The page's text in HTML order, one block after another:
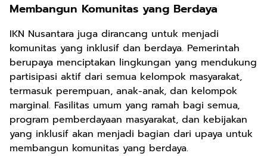
Membangun Komunitas yang Berdaya
IKN Nusantara juga dirancang untuk menjadi
komunitas yang inklusif dan berdaya. Pemerintah
berupaya menciptakan lingkungan yang mendukung
partisipasi aktif dari semua kelompok masyarakat,
termasuk perempuan, anak-anak, dan kelompok
marginal. Fasilitas umum yang ramah bagi semua,
program pemberdayaan masyarakat, dan kebijakan
yang inklusif akan menjadi bagian dari upaya untuk
membangun komunitas yang berdaya.